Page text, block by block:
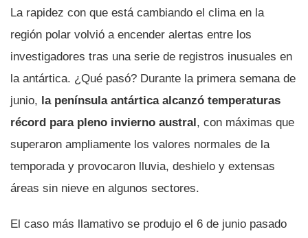
La rapidez con que está cambiando el clima en la
región polar volvió a encender alertas entre los
investigadores tras una serie de registros inusuales en
la antártica. ¿Qué pasó? Durante la primera semana de
junio, la península antártica alcanzó temperaturas
récord para pleno invierno austral, con máximas que
superaron ampliamente los valores normales de la
temporada y provocaron lluvia, deshielo y extensas
áreas sin nieve en algunos sectores.
El caso más llamativo se produjo el 6 de junio pasado